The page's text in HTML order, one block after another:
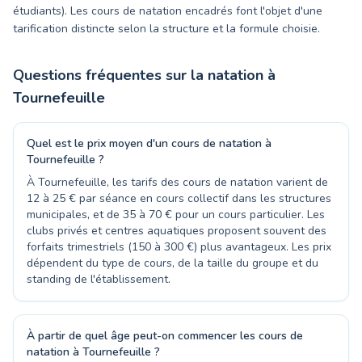
étudiants). Les cours de natation encadrés font l'objet d'une
tarification distincte selon la structure et la formule choisie.
Questions fréquentes sur la natation à
Tournefeuille
Quel est le prix moyen d'un cours de natation à
Tournefeuille ?
À Tournefeuille, les tarifs des cours de natation varient de
12 à 25 € par séance en cours collectif dans les structures
municipales, et de 35 à 70 € pour un cours particulier. Les
clubs privés et centres aquatiques proposent souvent des
forfaits trimestriels (150 à 300 €) plus avantageux. Les prix
dépendent du type de cours, de la taille du groupe et du
standing de l'établissement.
À partir de quel âge peut-on commencer les cours de
natation à Tournefeuille ?